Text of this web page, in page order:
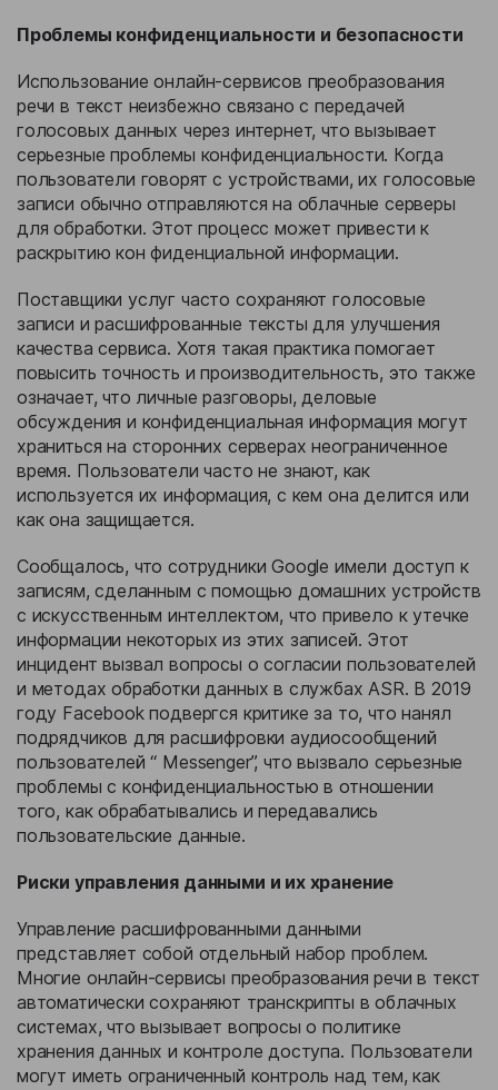
Проблемы конфиденциальности и безопасности
Использование онлайн-сервисов преобразования
речи в текст неизбежно связано с передачей
голосовых данных через интернет, что вызывает
серьезные проблемы конфиденциальности. Когда
пользователи говорят с устройствами, их голосовые
записи обычно отправляются на облачные серверы
для обработки. Этот процесс может привести к
раскрытию кон фиденциальной информации.
Поставщики услуг часто сохраняют голосовые
записи и расшифрованные тексты для улучшения
качества сервиса. Хотя такая практика помогает
повысить точность и производительность, это также
означает, что личные разговоры, деловые
обсуждения и конфиденциальная информация могут
храниться на сторонних серверах неограниченное
время. Пользователи часто не знают, как
используется их информация, с кем она делится или
как она защищается.
Сообщалось, что сотрудники Google имели доступ к
записям, сделанным с помощью домашних устройств
с искусственным интеллектом, что привело к утечке
информации некоторых из этих записей. Этот
инцидент вызвал вопросы о согласии пользователей
и методах обработки данных в службах ASR. В 2019
году Facebook подвергся критике за то, что нанял
подрядчиков для расшифровки аудиосообщений
пользователей “ Messenger”, что вызвало серьезные
проблемы с конфиденциальностью в отношении
того, как обрабатывались и передавались
пользовательские данные.
Риски управления данными и их хранение
Управление расшифрованными данными
представляет собой отдельный набор проблем.
Многие онлайн-сервисы преобразования речи в текст
автоматически сохраняют транскрипты в облачных
системах, что вызывает вопросы о политике
хранения данных и контроле доступа. Пользователи
могут иметь ограниченный контроль над тем, как